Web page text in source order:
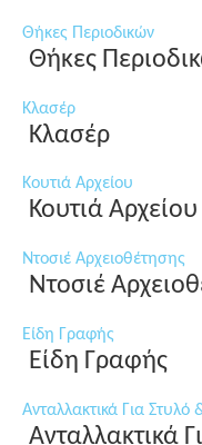
Θήκες Περιοδικών
Θήκες
Κλασέρ
Κλασέρ
Κουτιά Αρχείου
Κουτιά Αρχείου
Ντοσιέ Αρχειοθέτησης
Ντοσιέ
Είδη Γραφής
Είδη Γραφής
Ανταλλακτικά Για Στυλό
Ανταλλακτικά